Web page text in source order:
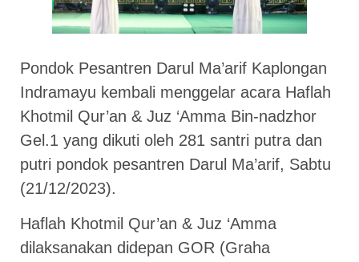
Pondok Pesantren Darul Ma’arif Kaplongan
Indramayu kembali menggelar acara Haflah
Khotmil Qur’an & Juz ‘Amma Bin-nadzhor
Gel.1 yang dikuti oleh 281 santri putra dan
putri pondok pesantren Darul Ma’arif, Sabtu
(21/12/2023).
Haflah Khotmil Qur’an & Juz ‘Amma
dilaksanakan didepan GOR (Graha